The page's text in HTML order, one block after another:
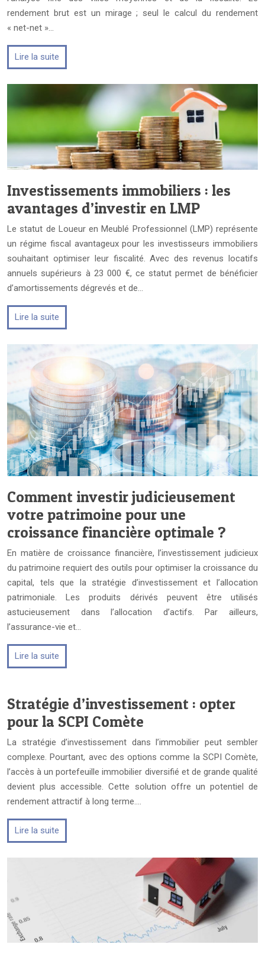
rendement brut est un mirage ; seul le calcul du rendement
« net-net »…
Lire la suite
Investissements immobiliers : les
avantages d’investir en LMP
Le statut de Loueur en Meublé Professionnel (LMP) représente
un régime fiscal avantageux pour les investisseurs immobiliers
souhaitant optimiser leur fiscalité. Avec des revenus locatifs
annuels supérieurs à 23 000 €, ce statut permet de bénéficier
d’amortissements dégrevés et de…
Lire la suite
Comment investir judicieusement
votre patrimoine pour une
croissance financière optimale ?
En matière de croissance financière, l’investissement judicieux
du patrimoine requiert des outils pour optimiser la croissance du
capital, tels que la stratégie d’investissement et l’allocation
patrimoniale. Les produits dérivés peuvent être utilisés
astucieusement dans l’allocation d’actifs. Par ailleurs,
l’assurance-vie et…
Lire la suite
Stratégie d’investissement : opter
pour la SCPI Comète
La stratégie d’investissement dans l’immobilier peut sembler
complexe. Pourtant, avec des options comme la SCPI Comète,
l’accès à un portefeuille immobilier diversifié et de grande qualité
devient plus accessible. Cette solution offre un potentiel de
rendement attractif à long terme….
Lire la suite